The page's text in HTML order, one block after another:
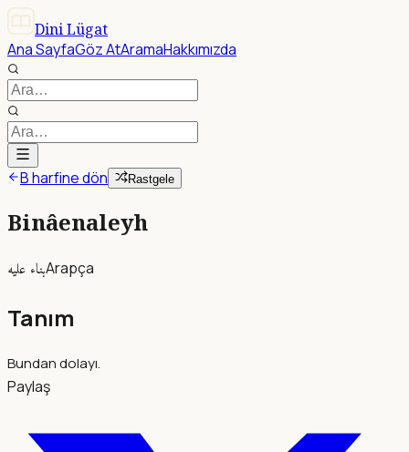
Dini Lügat
Ana SayfaGöz AtAramaHakkımızda
B harfine dön Rastgele
Binâenaleyh
بناء عليهArapça
Tanım
Bundan dolayı.
Paylaş